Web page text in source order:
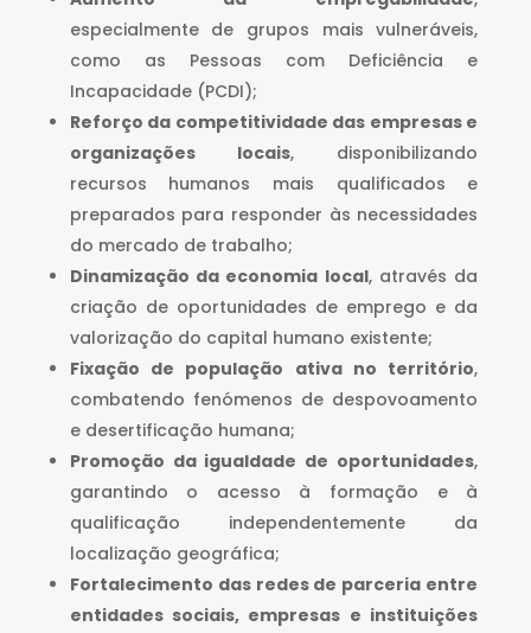
especialmente de grupos mais vulneráveis,
como as Pessoas com Deficiência e
Incapacidade (PCDI);
Reforço da competitividade das empresas e
organizações locais, disponibilizando
recursos humanos mais qualificados e
preparados para responder às necessidades
do mercado de trabalho;
Dinamização da economia local, através da
criação de oportunidades de emprego e da
valorização do capital humano existente;
Fixação de população ativa no território,
combatendo fenómenos de despovoamento
e desertificação humana;
Promoção da igualdade de oportunidades,
garantindo o acesso à formação e à
qualificação independentemente da
localização geográfica;
Fortalecimento das redes de parceria entre
entidades sociais, empresas e instituições